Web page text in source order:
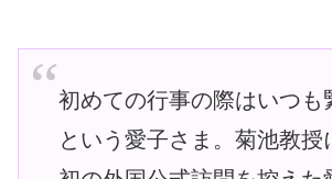
初めての行事の際はいつも
という愛子さま。菊池教授